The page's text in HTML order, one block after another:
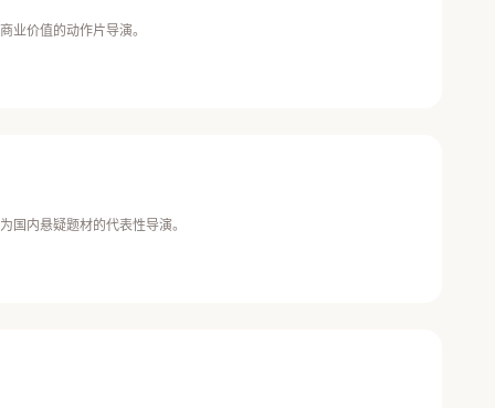
价值的动作片导演。
内悬疑题材的代表性导演。